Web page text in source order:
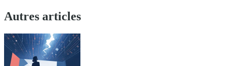
Autres articles